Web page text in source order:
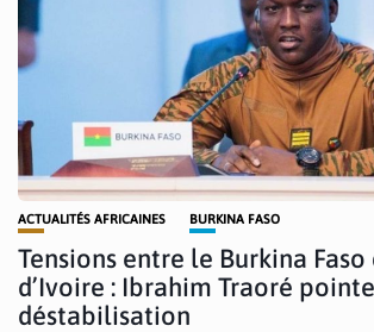
ACTUALITÉS AFRICAINES BURKINA FASO
Tensions entre le Burkina
d’Ivoire : Ibrahim Traoré
déstabilisation